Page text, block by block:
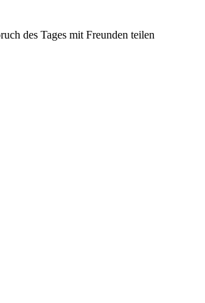
des Tages mit Freunden teilen